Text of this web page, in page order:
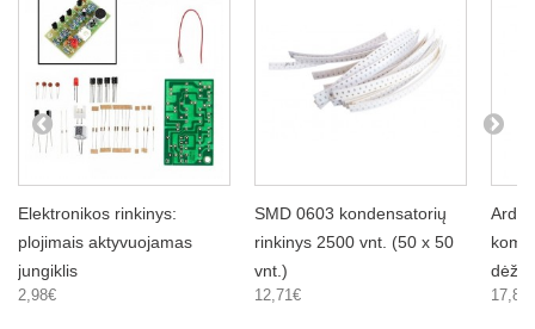
Elektronikos rinkinys:
plojimais aktyvuojamas
jungiklis
2,98€
SMD 0603 kondensatorių
rinkinys 2500 vnt. (50 x 50
vnt.)
12,71€